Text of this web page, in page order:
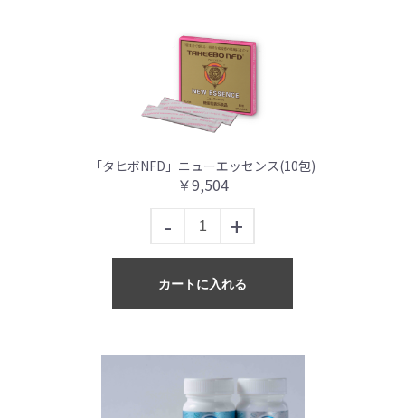
「タヒボNFD」ニューエッセンス(10包)
￥9,504
- +
カートに入れる